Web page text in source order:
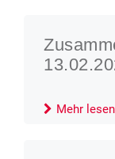
Mehr lesen